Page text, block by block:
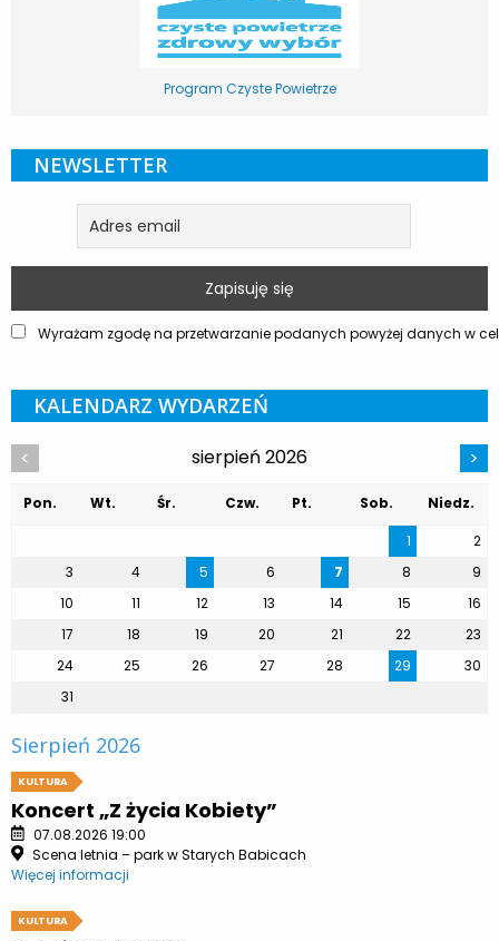
Program Czyste Powietrze
NEWSLETTER
Wyrażam zgodę na przetwarzanie podanych powyżej danych w
KALENDARZ WYDARZEŃ
< sierpień 2026 >
Pon. Wt. Śr. Czw. Pt. Sob.
Niedz.
1
2
3
4 5 6 7 8
9
10
11 12 13 14 15
16
17
18 19 20 21 22
23
24
25 26 27 28 29
30
31
Sierpień 2026
KULTURA
Koncert „Z życia Kobiety”
07.08.2026 19:00
Scena letnia – park w Starych Babicach
Więcej informacji
KULTURA